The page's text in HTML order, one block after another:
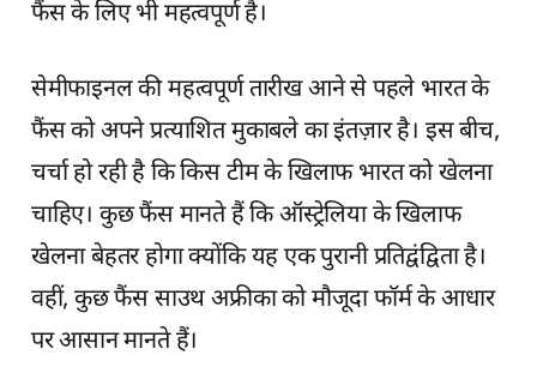
फैंस के लिए भी महत्वपूर्ण है।
सेमीफाइनल की महत्वपूर्ण तारीख आने से पहले भारत के
फैंस को अपने प्रत्याशित मुकाबले का इंतज़ार है। इस बीच,
चर्चा हो रही है कि किस टीम के खिलाफ भारत को खेलना
चाहिए। कुछ फैंस मानते हैं कि ऑस्ट्रेलिया के खिलाफ
खेलना बेहतर होगा क्योंकि यह एक पुरानी प्रतिद्वंद्विता है।
वहीं, कुछ फैंस साउथ अफ्रीका को मौजूदा फॉर्म के आधार
पर आसान मानते हैं।